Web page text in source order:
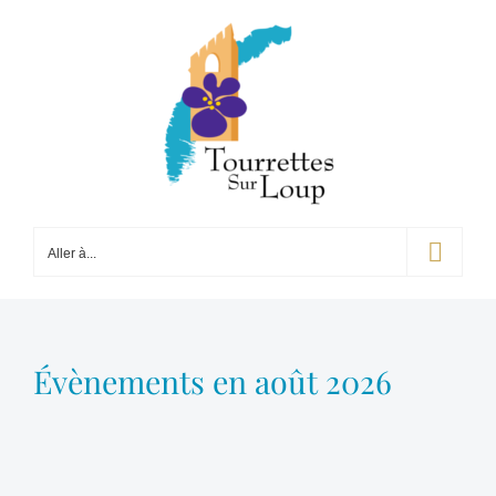
Aller à...
Évènements en août 2026